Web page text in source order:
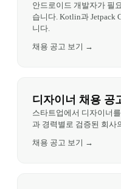
안드로이드 개발자가 필
습니다. Kotlin과 Jetpack
니다.
채용 공고 보기 →
디자이너 채용 공
스타트업에서 디자이너
과 경력별로 검증된 회사
채용 공고 보기 →